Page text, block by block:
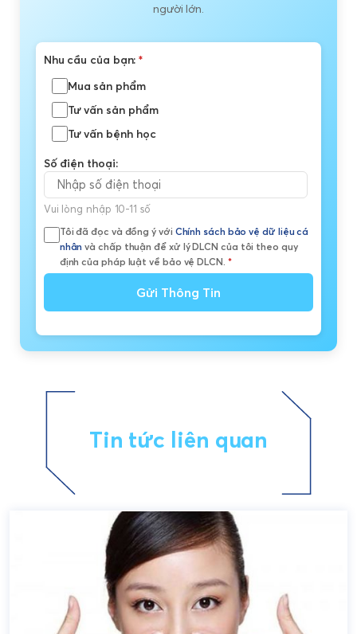
người lớn.
Nhu cầu của bạn:*
Mua sản phẩm
Tư vấn sản phẩm
Tư vấn bệnh học
Số điện thoại:
Vui lòng nhập 10-11 số
Tôi đã đọc và đồng ý với Chính sách bảo vệ dữ liệu cá
nhân và chấp thuận để xử lý DLCN của tôi theo quy
định của pháp luật về bảo vệ DLCN. *
Gửi Thông Tin
Tin tức liên quan